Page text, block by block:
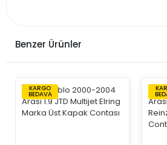
Benzer Ürünler
KARGO
BEDAVA